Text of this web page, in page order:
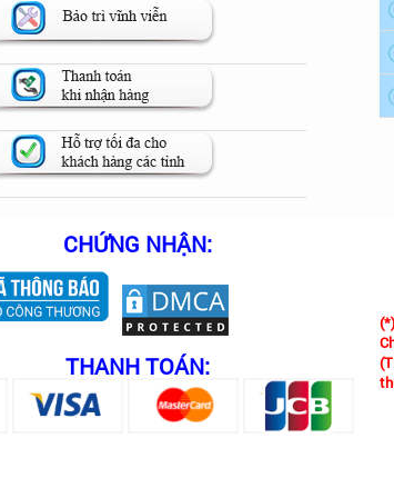
thoát chờ kích thước tối thiểu 900mm
ngoài.
tủ đang để chờ là bao nhiêu cm,
lượng, tránh mua phải hàng giả hàng
đặt tại cửa hàng.
CHỨNG NHẬN:
THANH TOÁN: